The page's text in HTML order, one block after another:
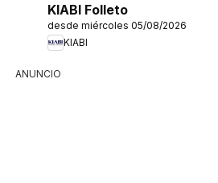
KIABI Folleto
desde miércoles 05/08/2026
KIABI
ANUNCIO